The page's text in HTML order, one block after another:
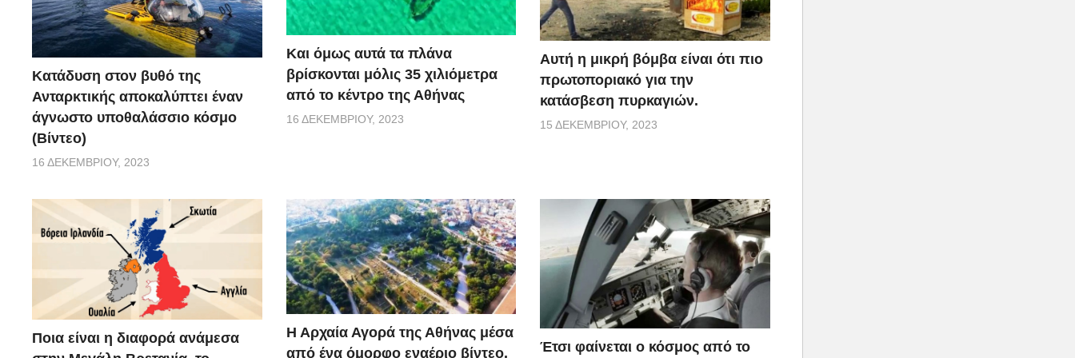
Κατάδυση στον βυθό της
Ανταρκτικής αποκαλύπτει έναν
άγνωστο υποθαλάσσιο κόσμο
(Βίντεο)
16 ΔΕΚΕΜΒΡΊΟΥ, 2023
Και όμως αυτά τα πλάνα
βρίσκονται μόλις 35 χιλιόμετρα
από το κέντρο της Αθήνας
16 ΔΕΚΕΜΒΡΊΟΥ, 2023
Αυτή η μικρή βόμβα είναι ότι πιο
πρωτοποριακό για την
κατάσβεση πυρκαγιών.
15 ΔΕΚΕΜΒΡΊΟΥ, 2023
Ποια είναι η διαφορά ανάμεσα
Η Αρχαία Αγορά της Αθήνας μέσα
από ένα όμορφο εναέριο βίντεο.
Έτσι φαίνεται ο κόσμος από το